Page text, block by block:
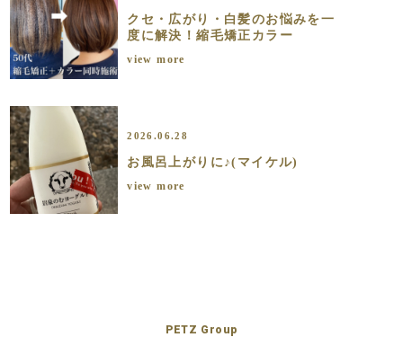
クセ・広がり・白髪のお悩みを一
度に解決！縮毛矯正カラー
view more
2026.06.28
お風呂上がりに♪(マイケル)
view more
PETZ Group